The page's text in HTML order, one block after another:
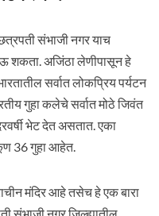
संभाजी नगर याच
शकता. अजिंठा लेणीपासून हे
सर्वात लोकप्रिय पर्यटन
गुहा कलेचे सर्वात मोठे जिवंत
भेट देत असतात. एका
36 गुहा आहेत.
मंदिर आहे तसेच हे एक बारा